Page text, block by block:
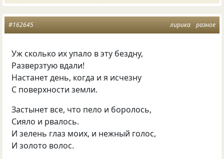
лирика разное
#162645
Уж сколько их упало в эту бездну,
Разверзтую вдали!
Настанет день, когда и я исчезну
С поверхности земли.
Застынет все, что пело и боролось,
Сияло и рвалось.
И зелень глаз моих, и нежный голос,
И золото волос.